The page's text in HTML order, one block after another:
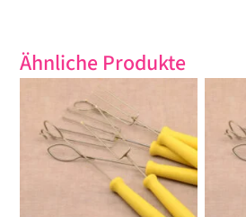
Ähnliche Produkte